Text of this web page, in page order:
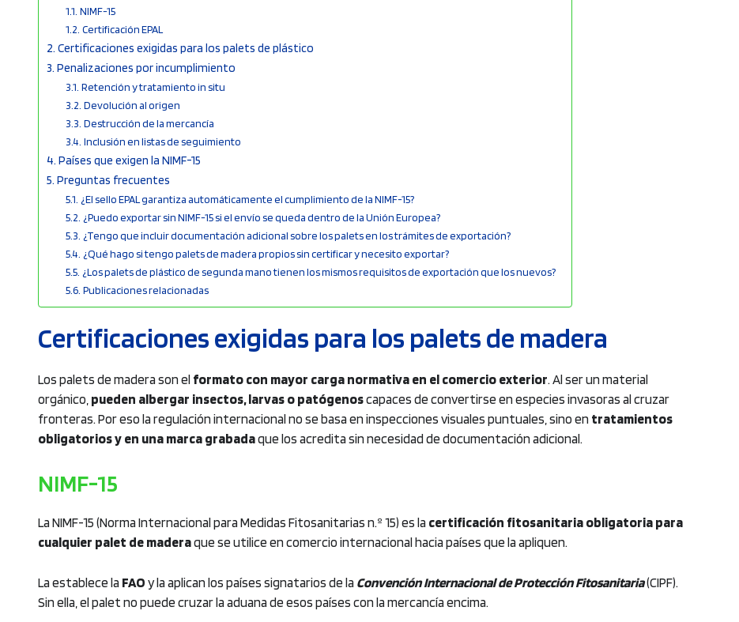
NIMF-15
Certificación EPAL
Certificaciones exigidas para los palets de plástico
Penalizaciones por incumplimiento
Retención y tratamiento in situ
Devolución al origen
Destrucción de la mercancía
Inclusión en listas de seguimiento
Países que exigen la NIMF-15
Preguntas frecuentes
¿El sello EPAL garantiza automáticamente el cumplimiento de la NIMF-15?
¿Puedo exportar sin NIMF-15 si el envío se queda dentro de la Unión Europea?
¿Tengo que incluir documentación adicional sobre los palets en los trámites de exportación?
¿Qué hago si tengo palets de madera propios sin certificar y necesito exportar?
¿Los palets de plástico de segunda mano tienen los mismos requisitos de exportación que los nuevos?
Publicaciones relacionadas
Certificaciones exigidas para los palets de madera
Los palets de madera son el formato con mayor carga normativa en el comercio exterior. Al ser un material
orgánico, pueden albergar insectos, larvas o patógenoscapaces de convertirse en especies invasoras al cruzar
fronteras. Por eso la regulación internacional no se basa en inspecciones visuales puntuales, sino en tratamientos
obligatorios y en una marca grabadaque los acredita sin necesidad de documentación adicional.
NIMF-15
La NIMF-15 (Norma Internacional para Medidas Fitosanitarias n.º 15) es la certificación fitosanitaria obligatoria para
cualquier palet de maderaque se utilice en comercio internacional hacia países que la apliquen.
La establece la FAO y la aplican los países signatarios de la Convención Internacional de Protección Fitosanitaria(CIPF).
Sin ella, el palet no puede cruzar la aduana de esos países con la mercancía encima.